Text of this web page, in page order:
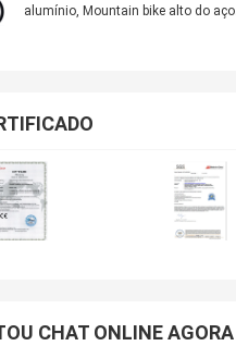
alumínio, Mountain bike alto do aço
CHAT ONLINE AGORA